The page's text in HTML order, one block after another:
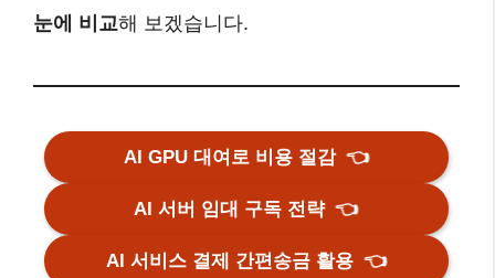
눈에 비교해 보겠습니다.
AI GPU 대여로 비용 절감👈
AI 서버 임대 구독 전략👈
AI 서비스 결제 간편송금 활용👈